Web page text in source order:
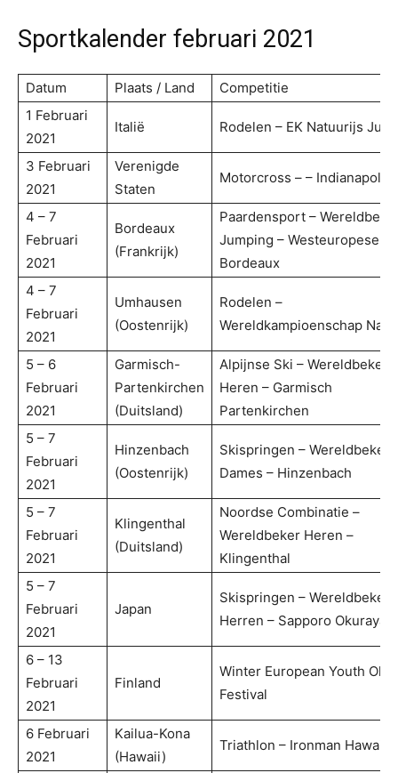
Sportkalender februari 2021
Datum Plaats / Land
Competitie
1 Februari
2021
Italië Rodelen – EK Natuurijs
3 Februari
2021
Verenigde
Staten
Motorcross – – Indianapolis
4 – 7
Februari
2021
Bordeaux
(Frankrijk)
Paardensport –
Jumping – Westeuropese
Bordeaux
4 – 7
Februari
2021
Umhausen
(Oostenrijk)
Rodelen –
Wereldkampioenschap
5 – 6
Februari
2021
Garmisch-
Partenkirchen
(Duitsland)
Alpijnse Ski – Wereldbeker
Heren – Garmisch
Partenkirchen
5 – 7
Februari
2021
Hinzenbach
(Oostenrijk)
Skispringen – Wereldbeker
Dames – Hinzenbach
5 – 7
Februari
2021
Klingenthal
(Duitsland)
Noordse Combinatie –
Wereldbeker Heren –
Klingenthal
5 – 7
Februari
2021
Japan
Skispringen – Wereldbeker
Herren – Sapporo
6 – 13
Februari
2021
Finland
Winter European Youth
Festival
6 Februari
2021
Kailua-Kona
(Hawaii)
Triathlon – Ironman Hawaii